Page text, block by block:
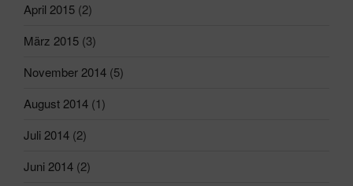
April 2015 (2)
März 2015 (3)
November 2014 (5)
August 2014 (1)
Juli 2014 (2)
Juni 2014 (2)